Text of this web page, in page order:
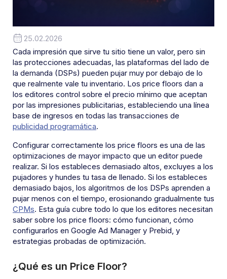
25.02.2026
Cada impresión que sirve tu sitio tiene un valor, pero sin
las protecciones adecuadas, las plataformas del lado de
la demanda (DSPs) pueden pujar muy por debajo de lo
que realmente vale tu inventario. Los price floors dan a
los editores control sobre el precio mínimo que aceptan
por las impresiones publicitarias, estableciendo una línea
base de ingresos en todas las transacciones de
publicidad programática.
Configurar correctamente los price floors es una de las
optimizaciones de mayor impacto que un editor puede
realizar. Si los estableces demasiado altos, excluyes a los
pujadores y hundes tu tasa de llenado. Si los estableces
demasiado bajos, los algoritmos de los DSPs aprenden a
pujar menos con el tiempo, erosionando gradualmente tus
CPMs. Esta guía cubre todo lo que los editores necesitan
saber sobre los price floors: cómo funcionan, cómo
configurarlos en Google Ad Manager y Prebid, y
estrategias probadas de optimización.
¿Qué es un Price Floor?